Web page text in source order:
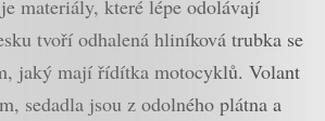
materiály, které lépe odolávají
tvoří odhalená hliníková trubka se
jaký mají řídítka motocyklů. Volant
sedadla jsou z odolného plátna a